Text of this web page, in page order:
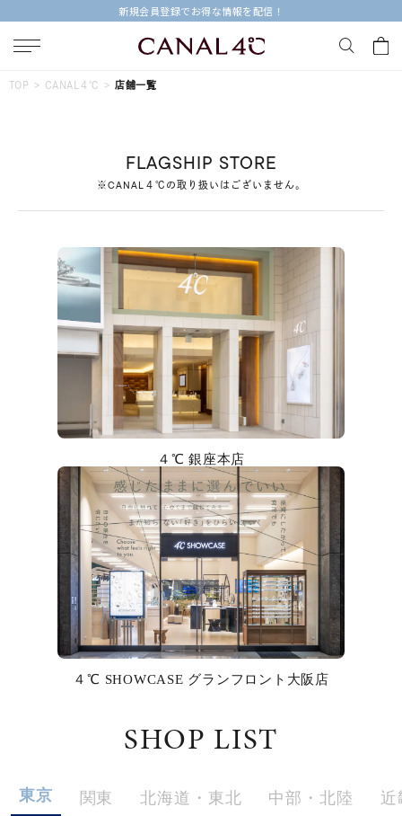
新規会員登録でお得な情報を配信！
#ハーフエタニティリング #エタニティ
#ダイヤモンド ネックレス #eギフト
すべてのジュエリー
ファッションテイスト
着用シーン
TOP CANAL４℃ 店舗一覧
FLAGSHIP STORE
※CANAL４℃の取り扱いはございません。
４℃ 銀座本店
４℃ SHOWCASE グランフロント大阪店
SHOP LIST
東京 関東 北海道・東北 中部・北陸 近